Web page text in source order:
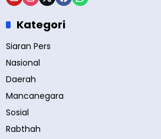
Kategori
Siaran Pers
Nasional
Daerah
Mancanegara
Sosial
Rabthah